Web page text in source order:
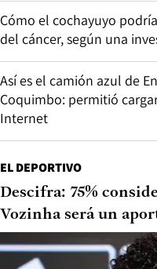
Cómo el cochayuyo
del cáncer, según una
Así es el camión azul de
Coquimbo: permitió
Internet
EL DEPORTIVO
Descifra: 75%
Vozinha será un